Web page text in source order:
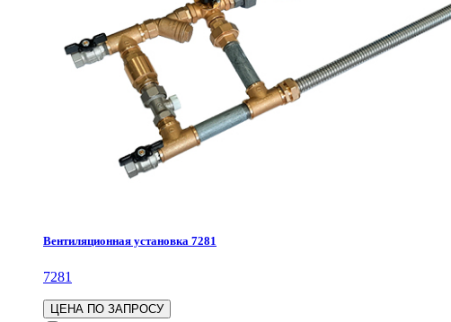
Вентиляционная установка 7281
7281
ЦЕНА ПО ЗАПРОСУ